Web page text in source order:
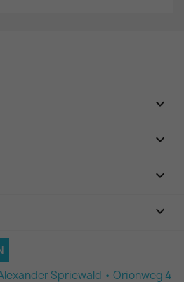



keyboard_arrow_down
Spriewald • Orionweg 4